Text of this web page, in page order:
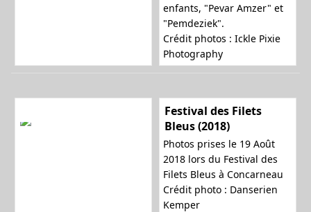
enfants, "Pevar Amzer" et
"Pemdeziek".
Crédit photos : Ickle Pixie
Photography
Festival des Filets
Bleus (2018)
Photos prises le 19 Août
2018 lors du Festival des
Filets Bleus à Concarneau
Crédit photo : Danserien
Kemper